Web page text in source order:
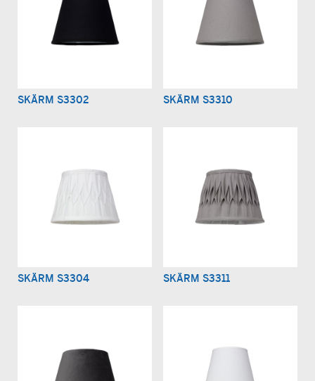
SKÄRM S3302 SKÄRM S3310
SKÄRM S3304 SKÄRM S3311